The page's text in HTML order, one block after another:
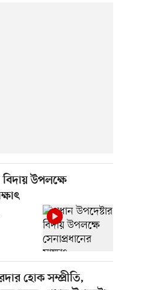
বিদায় উপলক্ষে
হোক সম্প্রীতি,